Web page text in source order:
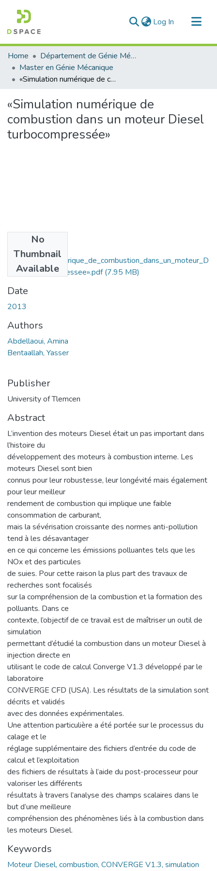
Log In (current)
Communities & Collections
All of DSpace
Statistics
Home
Département de Génie Mécanique
Master en Génie Mécanique
«Simulation numérique de combustion dans un moteur Diesel turbocompressée»
«Simulation numérique de
combustion dans un moteur Diesel
turbocompressée»
No
Thumbnail
Available
«Simulation_numerique_de_combustion_dans_un_moteur_D
iesel_turbocompressee».pdf(7.95 MB)
Date
2013
Authors
Abdellaoui, Amina
Bentaallah, Yasser
Publisher
University of Tlemcen
Abstract
L’invention des moteurs Diesel était un pas important dans
l’histoire du
développement des moteurs à combustion interne. Les
moteurs Diesel sont bien
connus pour leur robustesse, leur longévité mais également
pour leur meilleur
rendement de combustion qui implique une faible
consommation de carburant,
mais la sévérisation croissante des normes anti-pollution
tend à les désavantager
en ce qui concerne les émissions polluantes tels que les
NOx et des particules
de suies. Pour cette raison la plus part des travaux de
recherches sont focalisés
sur la compréhension de la combustion et la formation des
polluants. Dans ce
contexte, l’objectif de ce travail est de maîtriser un outil de
simulation
permettant d’étudié la combustion dans un moteur Diesel à
injection directe en
utilisant le code de calcul Converge V1.3 développé par le
laboratoire
CONVERGE CFD (USA). Les résultats de la simulation sont
décrits et validés
avec des données expérimentales.
Une attention particulière a été portée sur le processus du
calage et le
réglage supplémentaire des fichiers d’entrée du code de
calcul et l’exploitation
des fichiers de résultats à l’aide du post-processeur pour
valoriser les différents
résultats à travers l’analyse des champs scalaires dans le
but d’une meilleure
compréhension des phénomènes liés à la combustion dans
les moteurs Diesel.
Keywords
Moteur Diesel, combustion, CONVERGE V1.3, simulation